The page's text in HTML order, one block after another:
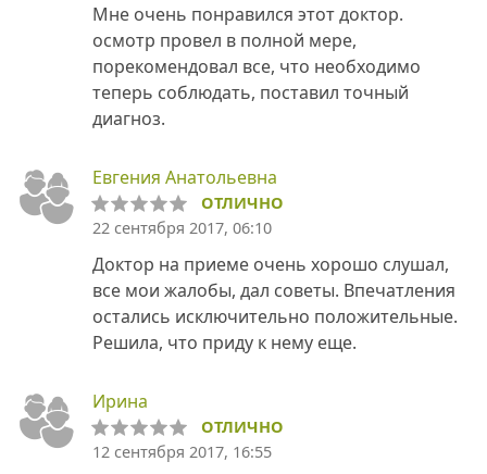
Мне очень понравился этот доктор.
осмотр провел в полной мере,
порекомендовал все, что необходимо
теперь соблюдать, поставил точный
диагноз.
Евгения Анатольевна
ОТЛИЧНО
22 сентября 2017, 06:10
Доктор на приеме очень хорошо слушал,
все мои жалобы, дал советы. Впечатления
остались исключительно положительные.
Решила, что приду к нему еще.
Ирина
ОТЛИЧНО
12 сентября 2017, 16:55